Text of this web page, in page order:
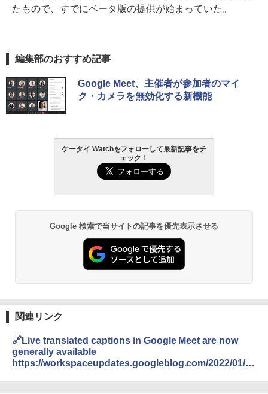
たもので、すでにベータ版の提供が始まっていた。
編集部のおすすめ記事
Google Meet、主催者が参加者のマイ
ク・カメラを無効化する新機能
ケータイ Watchをフォローして最新記事をチ
ェック！
Google 検索で当サイトの記事を優先表示させる
関連リンク
🔗Live translated captions in Google Meet are now
generally available
https://workspaceupdates.googleblog.com/2022/01/liv